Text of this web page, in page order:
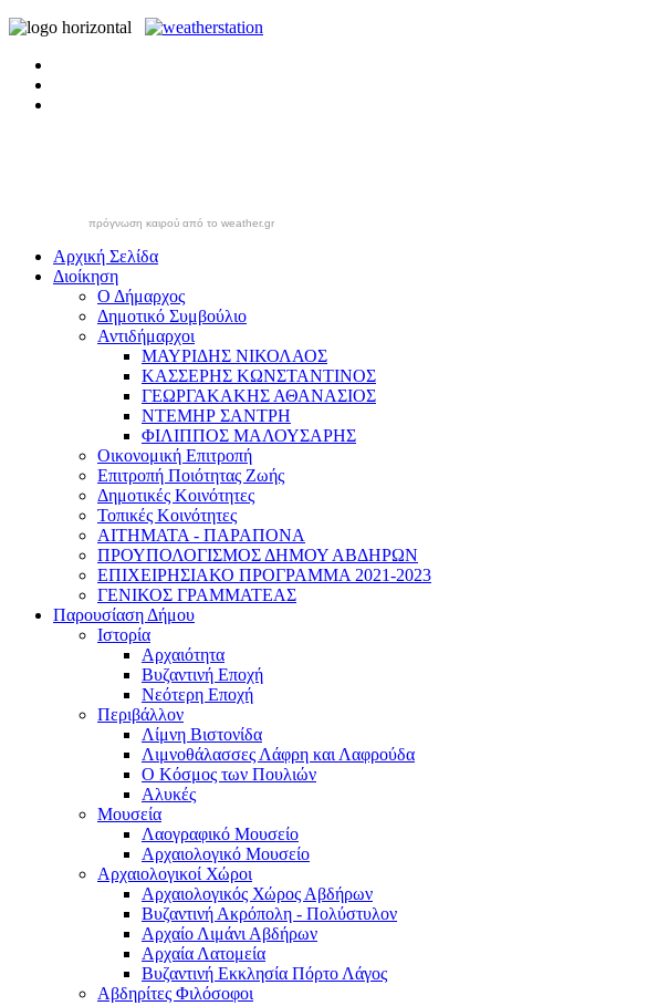
πρόγνωση καιρού από το weather.gr
Αρχική Σελίδα
Διοίκηση
Ο Δήμαρχος
Δημοτικό Συμβούλιο
Αντιδήμαρχοι
ΜΑΥΡΙΔΗΣ ΝΙΚΟΛΑΟΣ
ΚΑΣΣΕΡΗΣ ΚΩΝΣΤΑΝΤΙΝΟΣ
ΓΕΩΡΓΑΚΑΚΗΣ ΑΘΑΝΑΣΙΟΣ
ΝΤΕΜΗΡ ΣΑΝΤΡΗ
ΦΙΛΙΠΠΟΣ ΜΑΛΟΥΣΑΡΗΣ
Οικονομική Επιτροπή
Επιτροπή Ποιότητας Ζωής
Δημοτικές Κοινότητες
Τοπικές Κοινότητες
ΑΙΤΗΜΑΤΑ - ΠΑΡΑΠΟΝΑ
ΠΡΟΥΠΟΛΟΓΙΣΜΟΣ ΔΗΜΟΥ ΑΒΔΗΡΩΝ
ΕΠΙΧΕΙΡΗΣΙΑΚΟ ΠΡΟΓΡΑΜΜΑ 2021-2023
ΓΕΝΙΚΟΣ ΓΡΑΜΜΑΤΕΑΣ
Παρουσίαση Δήμου
Ιστορία
Αρχαιότητα
Βυζαντινή Εποχή
Νεότερη Εποχή
Περιβάλλον
Λίμνη Βιστονίδα
Λιμνοθάλασσες Λάφρη και Λαφρούδα
Ο Κόσμος των Πουλιών
Αλυκές
Μουσεία
Λαογραφικό Μουσείο
Αρχαιολογικό Μουσείο
Αρχαιολογικοί Χώροι
Αρχαιολογικός Χώρος Αβδήρων
Βυζαντινή Ακρόπολη - Πολύστυλον
Αρχαίο Λιμάνι Αβδήρων
Αρχαία Λατομεία
Βυζαντινή Εκκλησία Πόρτο Λάγος
Αβδηρίτες Φιλόσοφοι